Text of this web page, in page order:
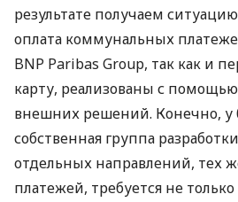
результате получаем
оплата коммунальных
BNP Paribas Group, так как и
карту, реализованы с
внешних решений. Конечно, у
собственная группа
отдельных направлений, тех
платежей, требуется не только